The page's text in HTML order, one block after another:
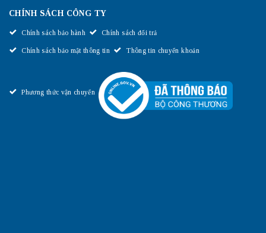
CHÍNH SÁCH CÔNG TY
Chính sách bảo hành Chính sách đổi trả
Chính sách bảo mật thông tin Thông tin chuyển khoản
Phương thức vận chuyển